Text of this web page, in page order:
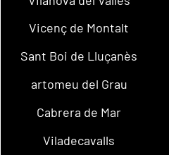
Vicenç de Montalt
Sant Boi de Lluçanès
artomeu del Grau
Cabrera de Mar
Viladecavalls